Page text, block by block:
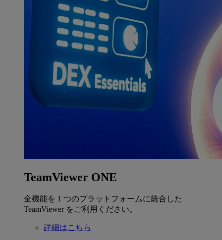
TeamViewer ONE
全機能を 1 つのプラットフォームに統合した
TeamViewer をご利用ください。
詳細はこちら